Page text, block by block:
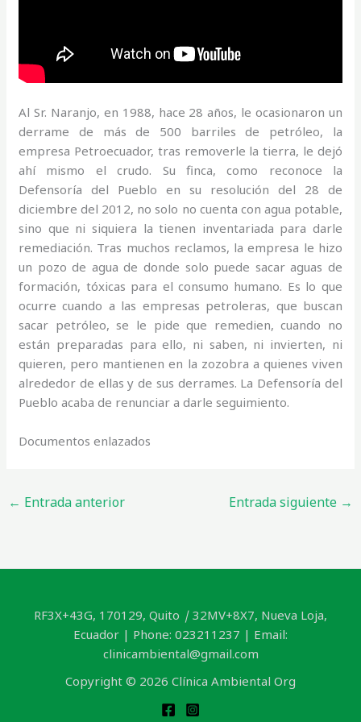
Al Sr. Naranjo, en 1988, hace 28 años, le ocasionaron un
derrame de más de 500 barriles de petróleo, la
empresa Petroecuador, tras removerle la tierra, le dejó
ahí mismo el crudo. Su finca, como reconoce la
Defensoría del Pueblo en su resolución del 28 de
diciembre del 2012, no solo no cuenta con agua potable,
sino que ni siquiera la tienen inventariada para darle
remediación. Tras muchos reclamos, la empresa le hizo
un pozo de agua de donde solo puede sacar aguas de
formación, tóxicas para el consumo humano. Es lo que
ocurre cuando a las empresas petroleras, que buscan
sacar petróleo, se le pide que remedien, cuando no
están preparadas para ello, ni saben, ni invierten, ni
quieren, pero mantienen en la zozobra a quienes viven
alrededor de ellas y de sus derrames. La Defensoría del
Pueblo acaba de renunciar a darle seguimiento.
Documentos enlazados
← Entrada anterior Entrada siguiente →
RF3X+43G, 170129, Quito | 32MV+8X7, Nueva Loja,
Ecuador | Phone: 023211237 | Email:
clinicambiental@gmail.com
Copyright © 2026 Clínica Ambiental Org